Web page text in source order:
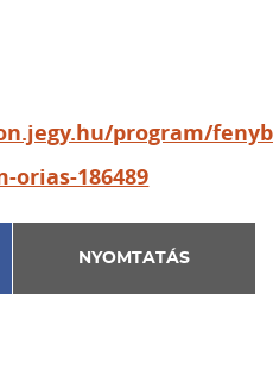
program/
orias-186489
NYOMTATÁS